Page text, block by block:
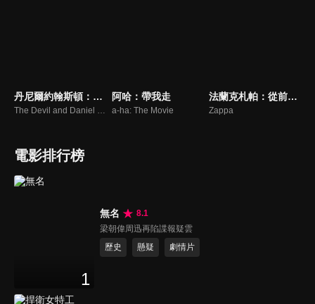
丹尼爾約翰斯頓：魔鬼詩篇 阿哈：帶我走
a-ha: The Movie
法蘭克札帕：從前衛到當代
Zappa
電影排行榜
1
無名
8.1
梁朝偉周迅再陷諜報疑雲
歷史
懸疑 劇情片